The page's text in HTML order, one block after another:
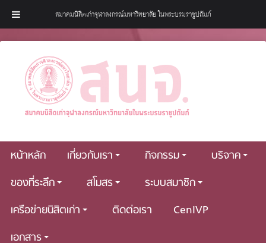
หน้าหลัก เกี่ยวกับเรา กิจกรรม
บริจาค
ของที่ระลึก
สโมสร
ระบบสมาชิก
เครือข่ายนิสิตเก่า
ติดต่อเรา
CenIVP
เอกสาร
สมาคมนิสิตเก่าจุฬาลงกรณ์มหาวิทยาลัย ในพระบรมราชูปถัมภ์